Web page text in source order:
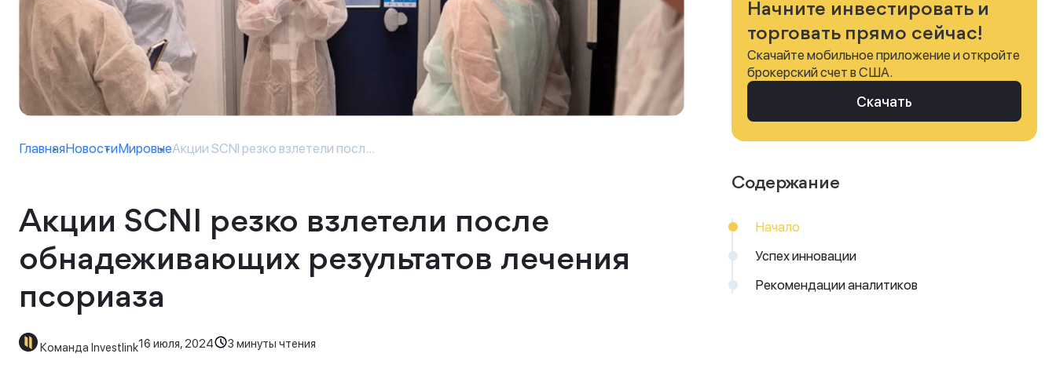
ГлавнаяНовостиМировыеАкции SCNI резко взлетели посл...
Акции SCNI резко взлетели после
обнадеживающих результатов лечения
псориаза
Команда Investlink16 июля, 2024 3 минуты чтения
Начните инвестировать и
торговать прямо сейчас!
Скачайте мобильное приложение и откройте
брокерский счет в США.
Скачать
Содержание
Начало
Успех инновации
Рекомендации аналитиков